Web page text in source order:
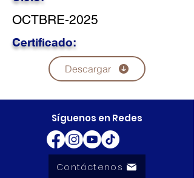
OCTBRE-2025
Certificado:
Descargar
Síguenos en Redes
Contáctenos